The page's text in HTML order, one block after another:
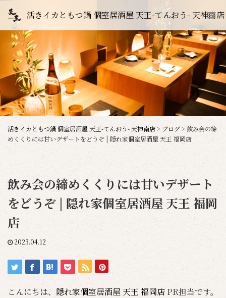
活きイカともつ鍋 個室居酒屋 天王-てんおう- 天神南店
活きイカともつ鍋 個室居酒屋 天王-てんおう- 天神南店> ブログ> 飲み会の締
めくくりには甘いデザートをどうぞ | 隠れ家個室居酒屋 天王 福岡店
飲み会の締めくくりには甘いデザート
をどうぞ | 隠れ家個室居酒屋 天王 福岡
店
2023.04.12
こんにちは、 隠れ家個室居酒屋 天王 福岡店 PR担当です。